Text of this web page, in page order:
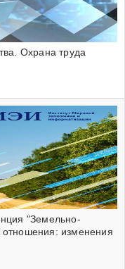
Охрана труда
"Земельно-
изменения